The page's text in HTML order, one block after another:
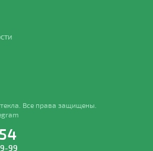
Все права защищены.
99